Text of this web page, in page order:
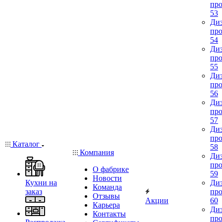
Каталог
Кухни на
заказ
Компания
О фабрике
Новости
Команда
Отзывы
Карьера
Контакты
Акции
53
54
55
56
57
58
59
60